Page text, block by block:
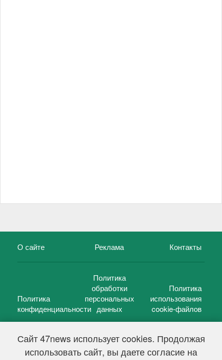
Сайт 47news использует cookies. Продолжая
использовать сайт, вы даете согласие на
О сайте Реклама Контакты
Политика
конфиденциальности
Политика
обработки
персональных
данных
Политика
использования
cookie-файлов
47 новостей (47 news)2005 — 2026 г.